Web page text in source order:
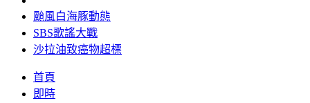
颱風白海豚動態
SBS歌謠大戰
沙拉油致癌物超標
首頁
即時